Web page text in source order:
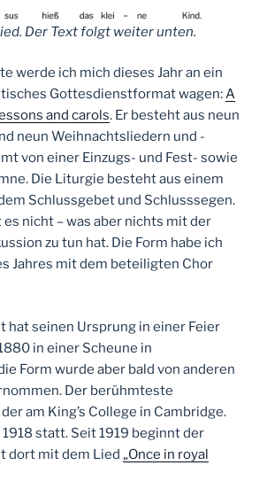
Der Text folgt weiter unten.
werde ich mich dieses Jahr an ein
Gottesdienstformat wagen:A
and carols. Er besteht aus neun
neun Weihnachtsliedern und -
von einer Einzugs- und Fest- sowie
Die Liturgie besteht aus einem
Schlussgebet und Schlusssegen.
nicht – was aber nichts mit der
zu tun hat. Die Form habe ich
Jahres mit dem beteiligten Chor
hat seinen Ursprung in einer Feier
in einer Scheune in
Form wurde aber bald von anderen
Der berühmteste
am King’s College in Cambridge.
statt. Seit 1919 beginnt der
dort mit dem Lied „Once in royal